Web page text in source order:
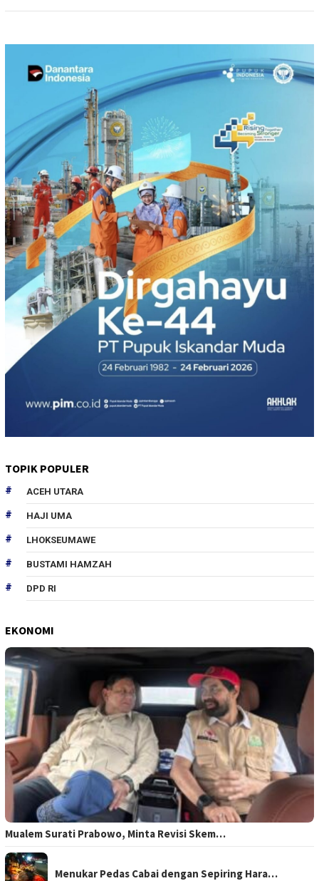
TOPIK POPULER
ACEH UTARA
HAJI UMA
LHOKSEUMAWE
BUSTAMI HAMZAH
DPD RI
EKONOMI
Mualem Surati Prabowo, Minta Revisi Skem…
Menukar Pedas Cabai dengan Sepiring Hara…